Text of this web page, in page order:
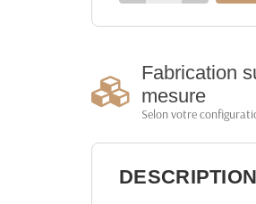
Fabrication
mesure
Selon votre
DESCRIPTION